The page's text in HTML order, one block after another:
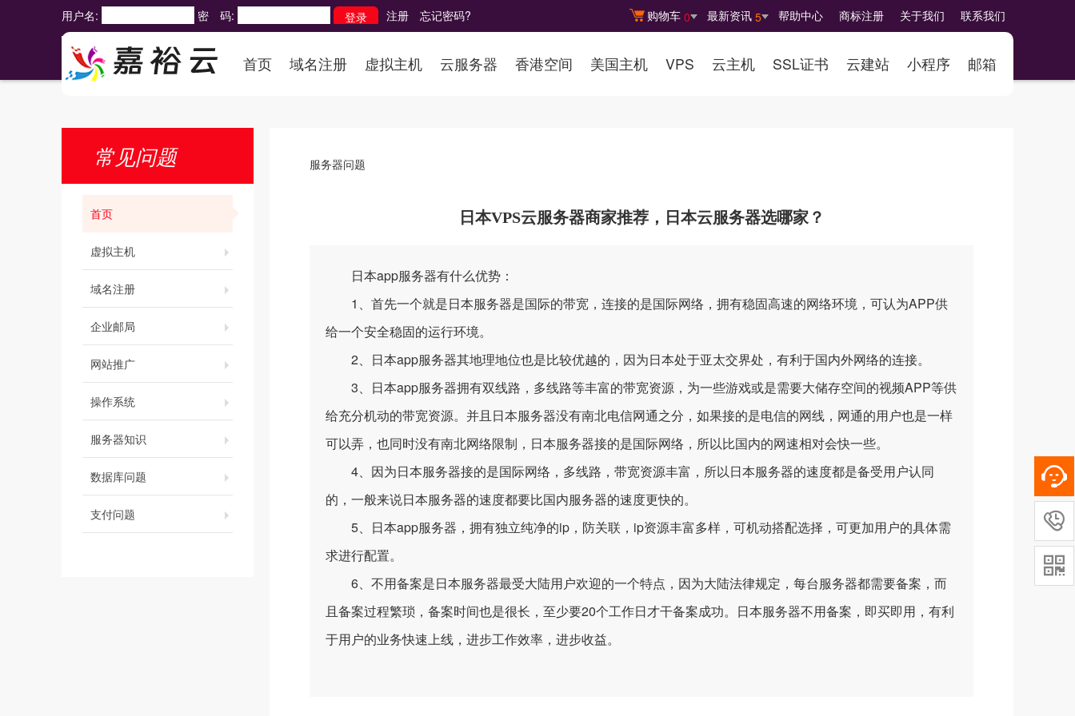
购物车 0 最新资讯 5 帮助中心 商标注册 关于我们 联系我们
用户名: 密 码: 注册 忘记密码?
首页 域名注册 虚拟主机 云服务器 香港空间 美国主机 VPS 云主机 SSL证书 云建站 小程序 邮箱
常见问题
首页
虚拟主机
域名注册
企业邮局
网站推广
操作系统
服务器知识
数据库问题
支付问题
服务器问题
日本VPS云服务器商家推荐，日本云服务器选哪家？
日本app服务器有什么优势：
1、首先一个就是日本服务器是国际的带宽，连接的是国际网络，拥有稳固高速的网络环境，可认为APP供
给一个安全稳固的运行环境。
2、日本app服务器其地理地位也是比较优越的，因为日本处于亚太交界处，有利于国内外网络的连接。
3、日本app服务器拥有双线路，多线路等丰富的带宽资源，为一些游戏或是需要大储存空间的视频APP等供
给充分机动的带宽资源。并且日本服务器没有南北电信网通之分，如果接的是电信的网线，网通的用户也是一样
可以弄，也同时没有南北网络限制，日本服务器接的是国际网络，所以比国内的网速相对会快一些。
4、因为日本服务器接的是国际网络，多线路，带宽资源丰富，所以日本服务器的速度都是备受用户认同
的，一般来说日本服务器的速度都要比国内服务器的速度更快的。
5、日本app服务器，拥有独立纯净的ip，防关联，ip资源丰富多样，可机动搭配选择，可更加用户的具体需
求进行配置。
6、不用备案是日本服务器最受大陆用户欢迎的一个特点，因为大陆法律规定，每台服务器都需要备案，而
且备案过程繁琐，备案时间也是很长，至少要20个工作日才干备案成功。日本服务器不用备案，即买即用，有利
于用户的业务快速上线，进步工作效率，进步收益。

